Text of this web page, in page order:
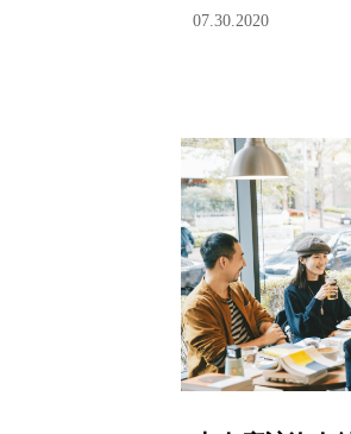
07.30.2020